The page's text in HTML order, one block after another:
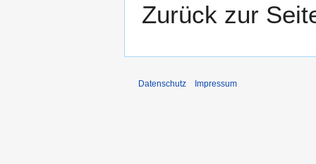
Zurück zur
Datenschutz Impressum